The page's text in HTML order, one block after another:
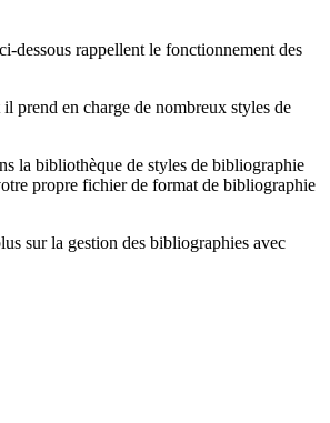
dessous rappellent le fonctionnement des
prend en charge de nombreux styles de
la bibliothèque de styles de bibliographie
propre fichier de format de bibliographie
sur la gestion des bibliographies avec